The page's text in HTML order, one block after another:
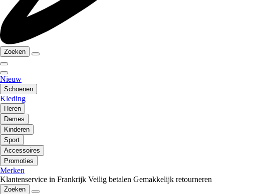
Zoeken
Nieuw
Schoenen
Kleding
Heren
Dames
Kinderen
Sport
Accessoires
Promoties
Merken
Klantenservice in Frankrijk Veilig betalen Gemakkelijk retourneren
Zoeken